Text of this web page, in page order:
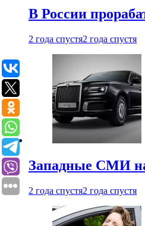
В России
2 года спустя2 года спустя
Западные СМИ
2 года спустя2 года спустя